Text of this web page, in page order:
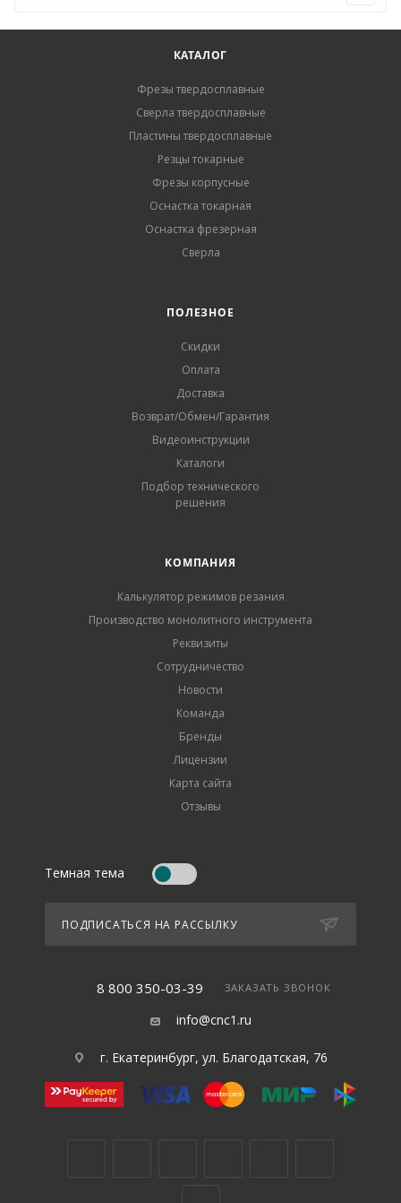
КАТАЛОГ
Фрезы твердосплавные
Сверла твердосплавные
Пластины твердосплавные
Резцы токарные
Фрезы корпусные
Оснастка токарная
Оснастка фрезерная
Сверла
ПОЛЕЗНОЕ
Скидки
Оплата
Доставка
Возврат/Обмен/Гарантия
Видеоинструкции
Каталоги
Подбор технического
решения
КОМПАНИЯ
Калькулятор режимов резания
Производство монолитного инструмента
Реквизиты
Сотрудничество
Новости
Команда
Бренды
Лицензии
Карта сайта
Отзывы
Темная тема
ПОДПИСАТЬСЯ НА РАССЫЛКУ
8 800 350-03-39 ЗАКАЗАТЬ ЗВОНОК
info@cnc1.ru
г. Екатеринбург, ул. Благодатская, 76